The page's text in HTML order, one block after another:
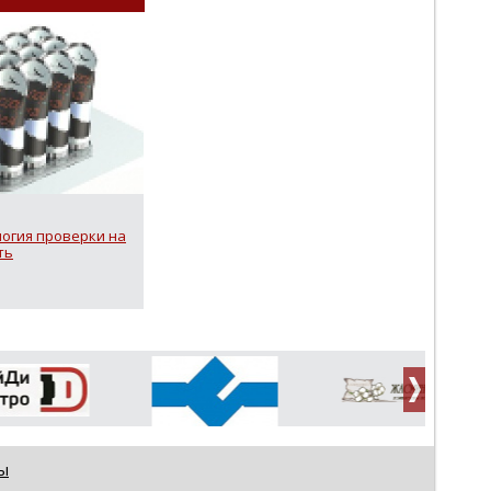
проверки на